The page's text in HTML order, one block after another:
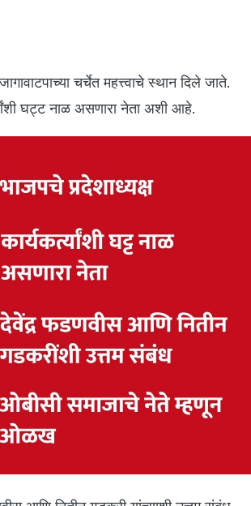
चर्चेत महत्त्वाचे स्थान दिले जाते.
घट्ट नाळ असणारा नेता अशी आहे.